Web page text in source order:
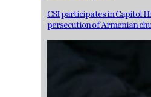
CSI participates in Capitol
persecution of Armenian